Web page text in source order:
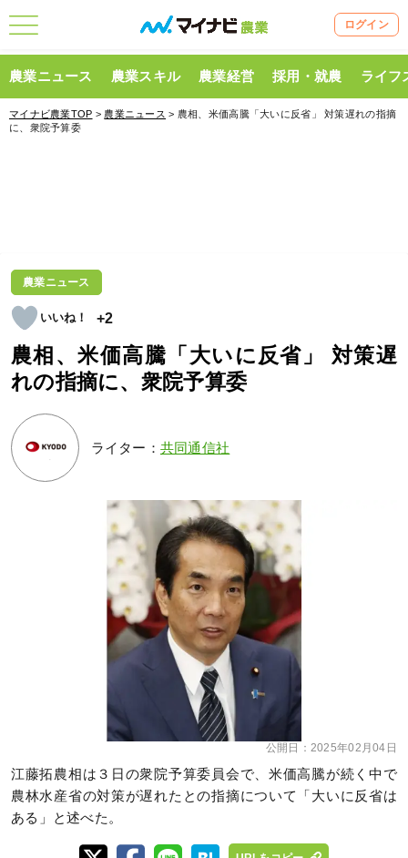
ログイン
農業ニュース 農業スキル 農業経営 採用・就農 ライフ
マイナビ農業TOP > 農業ニュース > 農相、米価高騰「大いに反省」 対策遅れの指摘
に、衆院予算委
農業ニュース
+2
農相、米価高騰「大いに反省」 対策遅
れの指摘に、衆院予算委
ライター： 共同通信社
公開日： 2025年02月04日
江藤拓農相は３日の衆院予算委員会で、米価高騰が続く中で
農林水産省の対策が遅れたとの指摘について「大いに反省は
ある」と述べた。